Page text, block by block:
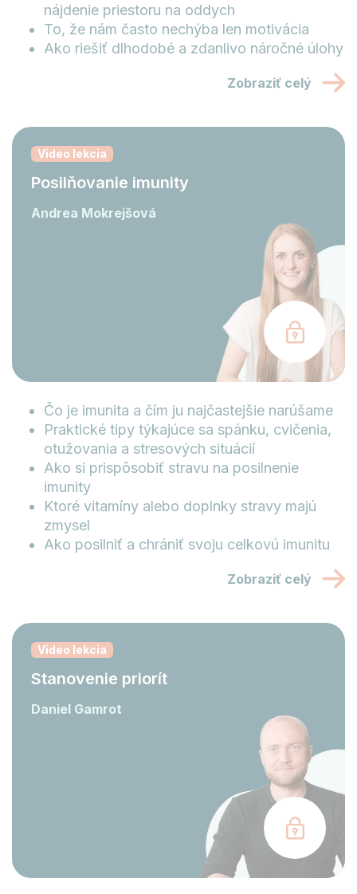
nájdenie priestoru na oddych
To, že nám často nechýba len motivácia
Ako riešiť dlhodobé a zdanlivo náročné úlohy
Zobraziť celý
Video lekcia
Posilňovanie imunity
Andrea Mokrejšová
Čo je imunita a čím ju najčastejšie narúšame
Praktické tipy týkajúce sa spánku, cvičenia,
otužovania a stresových situácií
Ako si prispôsobiť stravu na posilnenie
imunity
Ktoré vitamíny alebo doplnky stravy majú
zmysel
Ako posilniť a chrániť svoju celkovú imunitu
Zobraziť celý
Video lekcia
Stanovenie priorít
Daniel Gamrot